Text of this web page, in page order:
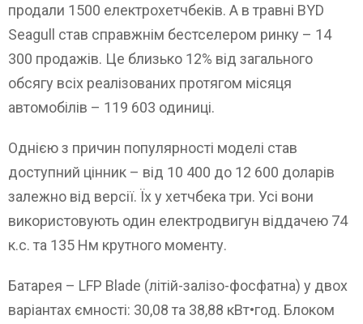
продали 1500 електрохетчбеків. А в травні BYD
Seagull став справжнім бестселером ринку – 14
300 продажів. Це близько 12% від загального
обсягу всіх реалізованих протягом місяця
автомобілів – 119 603 одиниці.
Однією з причин популярності моделі став
доступний цінник – від 10 400 до 12 600 доларів
залежно від версії. Їх у хетчбека три. Усі вони
використовують один електродвигун віддачею 74
к.с. та 135 Нм крутного моменту.
Батарея – LFP Blade (літій-залізо-фосфатна) у двох
варіантах ємності: 30,08 та 38,88 кВт•год. Блоком